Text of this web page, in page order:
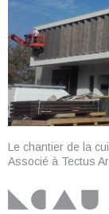
Le chantier de la
Associé à Tectus